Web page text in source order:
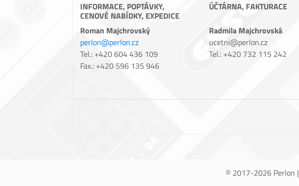
INFORMACE, POPTÁVKY,
CENOVÉ NABÍDKY, EXPEDICE
Roman Majchrovský
perlon@perlon.cz
Tel.: +420 604 436 109
Fax.: +420 596 135 946
ÚČTÁRNA, FAKTURACE
Radmila Majchrovská
ucetni@perlon.cz
Tel.: +420 732 115 242
© 2017-2026 Perlon |